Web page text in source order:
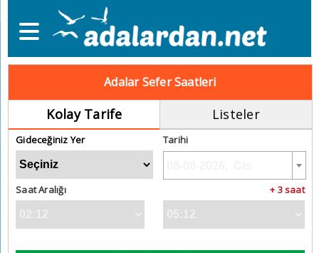
Adalar Sefer Saatleri
Kolay Tarife Listeler
Gideceğiniz Yer Tarihi
Saat Aralığı + 3 saat